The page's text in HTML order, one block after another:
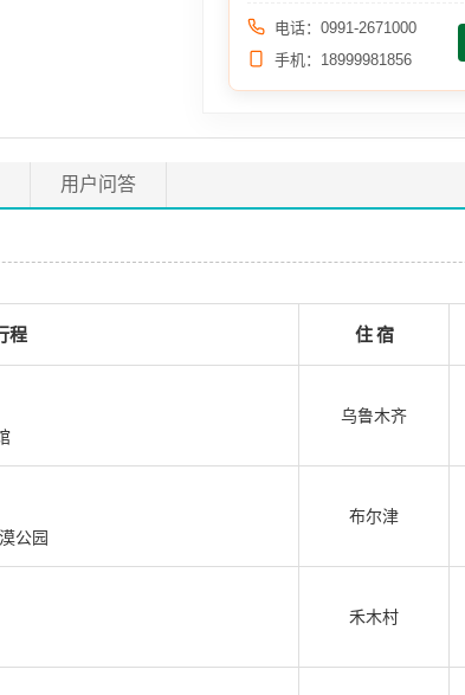
电话：0991-2671000
手机：18999981856
用户问答
程 住 宿
乌鲁木齐
公园
布尔津
禾木村